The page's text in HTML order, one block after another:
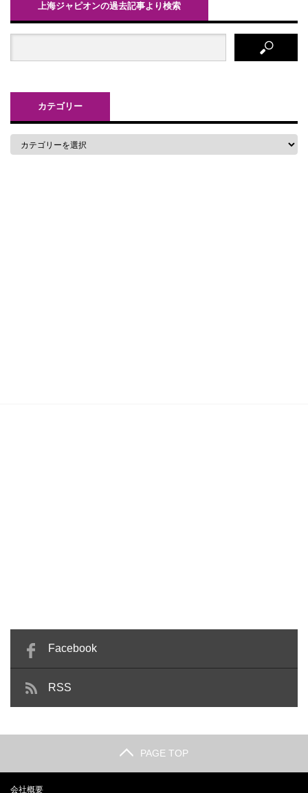
上海ジャピオンの過去記事より検索
カテゴリー
Facebook
RSS
PAGE TOP
会社概要